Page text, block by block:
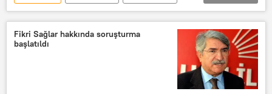
Haberler
CHP
baş örtüsü
Türban
Hakim
Kemal Kılıçdaroğlu
Fikri Sağlar hakkında soruşturma
başlatıldı